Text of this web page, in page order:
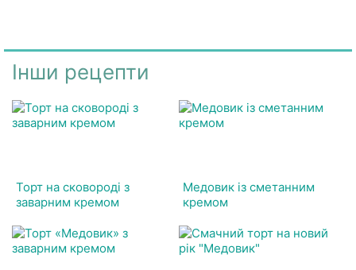
Інши рецепти
Торт на сковороді з
заварним кремом
Медовик із сметанним
кремом